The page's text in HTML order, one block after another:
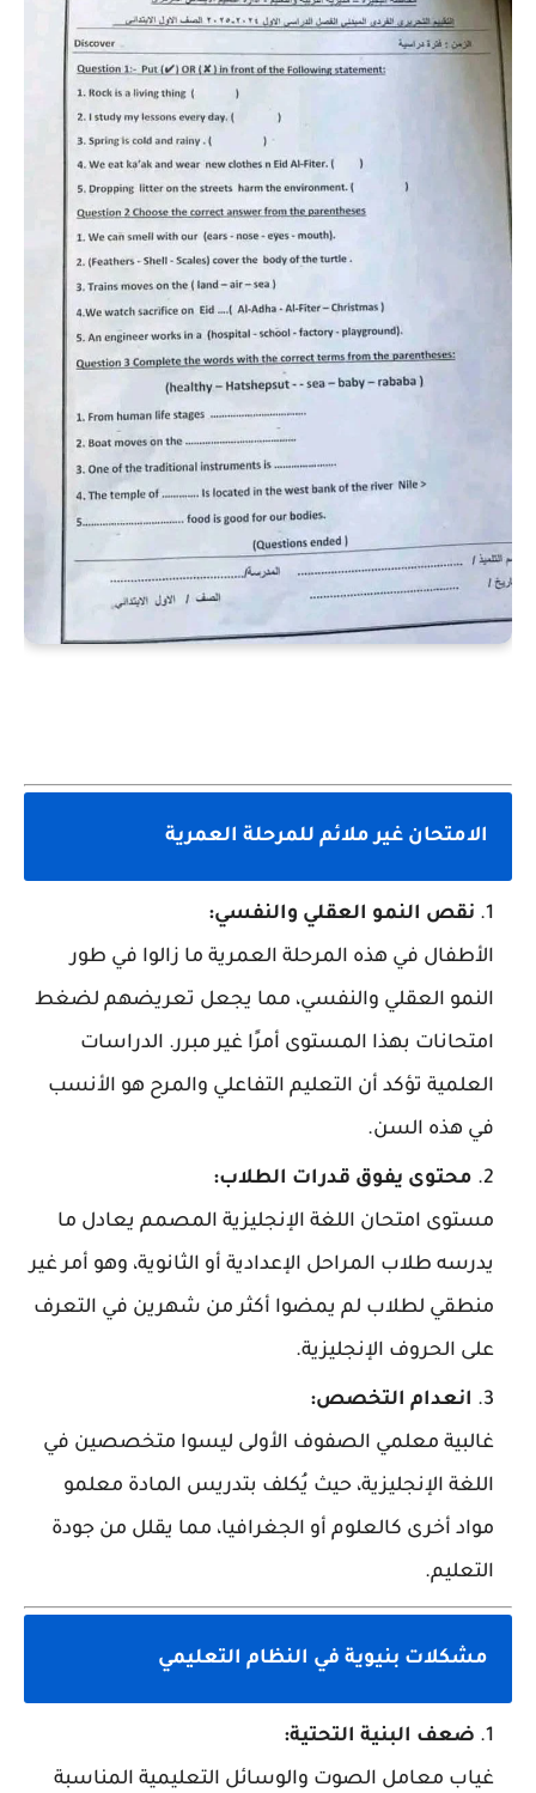
الامتحان غير ملائم للمرحلة العمرية
نقص النمو العقلي والنفسي:
الأطفال في هذه المرحلة العمرية ما زالوا في طور
النمو العقلي والنفسي، مما يجعل تعريضهم لضغط
امتحانات بهذا المستوى أمرًا غير مبرر. الدراسات
العلمية تؤكد أن التعليم التفاعلي والمرح هو الأنسب
في هذه السن.
محتوى يفوق قدرات الطلاب:
مستوى امتحان اللغة الإنجليزية المصمم يعادل ما
يدرسه طلاب المراحل الإعدادية أو الثانوية، وهو أمر غير
منطقي لطلاب لم يمضوا أكثر من شهرين في التعرف
على الحروف الإنجليزية.
انعدام التخصص:
غالبية معلمي الصفوف الأولى ليسوا متخصصين في
اللغة الإنجليزية، حيث يُكلف بتدريس المادة معلمو
مواد أخرى كالعلوم أو الجغرافيا، مما يقلل من جودة
التعليم.
مشكلات بنيوية في النظام التعليمي
ضعف البنية التحتية:
غياب معامل الصوت والوسائل التعليمية المناسبة